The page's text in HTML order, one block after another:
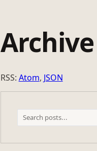
Archive
RSS: Atom, JSON